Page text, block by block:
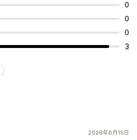
0
0
0
3
2026年6月15日